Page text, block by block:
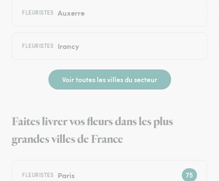
FLEURISTES Auxerre
FLEURISTES Irancy
Voir toutes les villes du secteur
Faites livrer vos fleurs dans les plus
grandes villes de France
FLEURISTES Paris